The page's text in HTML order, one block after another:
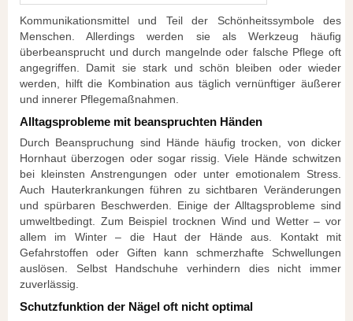
Kommunikationsmittel und Teil der Schönheitssymbole des
Menschen. Allerdings werden sie als Werkzeug häufig
überbeansprucht und durch mangelnde oder falsche Pflege oft
angegriffen. Damit sie stark und schön bleiben oder wieder
werden, hilft die Kombination aus täglich vernünftiger äußerer
und innerer Pflegemaßnahmen.
Alltagsprobleme mit beanspruchten Händen
Durch Beanspruchung sind Hände häufig trocken, von dicker
Hornhaut überzogen oder sogar rissig. Viele Hände schwitzen
bei kleinsten Anstrengungen oder unter emotionalem Stress.
Auch Hauterkrankungen führen zu sichtbaren Veränderungen
und spürbaren Beschwerden. Einige der Alltagsprobleme sind
umweltbedingt. Zum Beispiel trocknen Wind und Wetter – vor
allem im Winter – die Haut der Hände aus. Kontakt mit
Gefahrstoffen oder Giften kann schmerzhafte Schwellungen
auslösen. Selbst Handschuhe verhindern dies nicht immer
zuverlässig.
Schutzfunktion der Nägel oft nicht optimal